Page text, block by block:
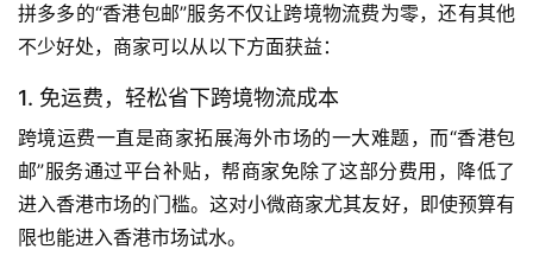
拼多多的“香港包邮”服务不仅让跨境物流费为零，还有其他
不少好处，商家可以从以下方面获益：
1. 免运费，轻松省下跨境物流成本
跨境运费一直是商家拓展海外市场的一大难题，而“香港包
邮”服务通过平台补贴，帮商家免除了这部分费用，降低了
进入香港市场的门槛。这对小微商家尤其友好，即使预算有
限也能进入香港市场试水。